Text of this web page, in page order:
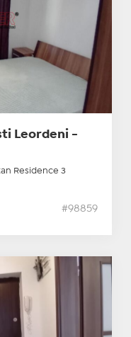
Leordeni -
Residence 3
#98859